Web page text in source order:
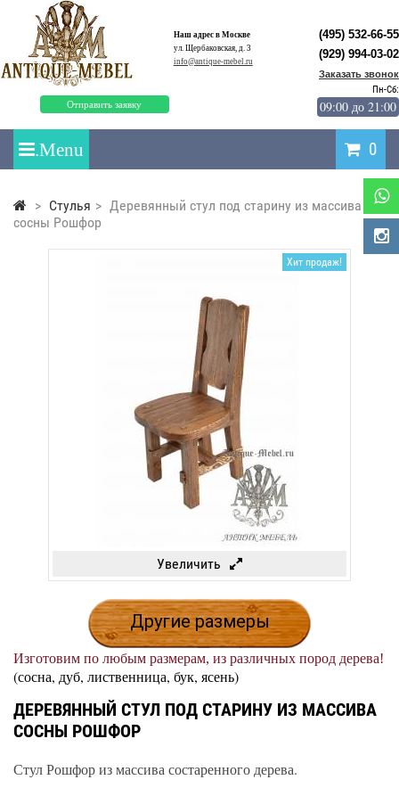
Наш адрес в Москве
ул. Щербаковская, д. 3
info@antique-mebel.ru
Отправить заявку
(495) 532-66-55
(929) 994-03-02
Заказать звонок
Пн-Сб:
09:00 до 21:00
0
> Стулья > Деревянный стул под старину из массива
сосны Рошфор
Хит продаж!
Увеличить
Другие размеры
Изготовим по любым размерам, из различных пород дерева!
(сосна, дуб, лиственница, бук, ясень)
ДЕРЕВЯННЫЙ СТУЛ ПОД СТАРИНУ ИЗ МАССИВА
СОСНЫ РОШФОР
Стул Рошфор из массива состаренного дерева.